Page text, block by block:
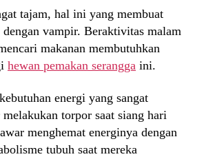
tajam, hal ini yang membuat
vampir. Beraktivitas malam
makanan membutuhkan
hewan pemakan serangga ini.
energi yang sangat
torpor saat siang hari
menghemat energinya dengan
tubuh saat mereka